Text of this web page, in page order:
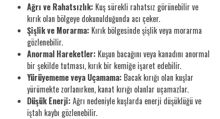
Ağrı ve Rahatsızlık: Kuş sürekli rahatsız görünebilir ve
kırık olan bölgeye dokunulduğunda acı çeker.
Şişlik ve Morarma: Kırık bölgesinde şişlik veya morarma
gözlenebilir.
Anormal Hareketler: Kuşun bacağını veya kanadını anormal
bir şekilde tutması, kırık bir kemiğe işaret edebilir.
Yürüyememe veya Uçamama: Bacak kırığı olan kuşlar
yürümekte zorlanırken, kanat kırığı olanlar uçamazlar.
Düşük Enerji: Ağrı nedeniyle kuşlarda enerji düşüklüğü ve
iştah kaybı gözlenebilir.